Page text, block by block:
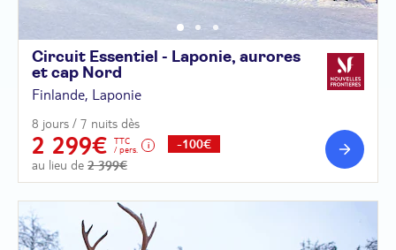
Circuit Essentiel - Laponie, aurores
et cap Nord
Finlande, Laponie
8 jours / 7 nuits dès
2 299€
TTC
/ pers.
au lieu de 2 399€
-100€